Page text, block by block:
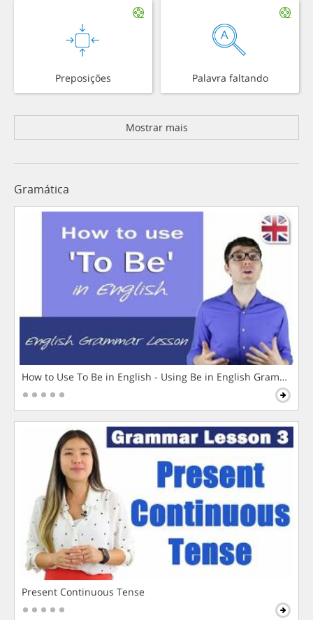
Preposições Palavra faltando
Mostrar mais
Gramática
How to Use To Be in English - Using Be in English Grammar
Present Continuous Tense